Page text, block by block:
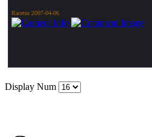
Racetur 2007-04-06
Display Num